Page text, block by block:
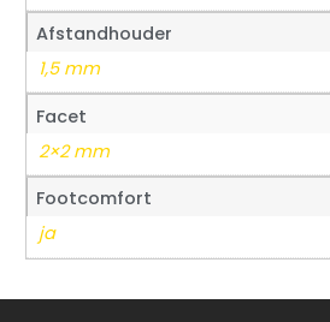
Afstandhouder
1,5 mm
Facet
2×2 mm
Footcomfort
ja